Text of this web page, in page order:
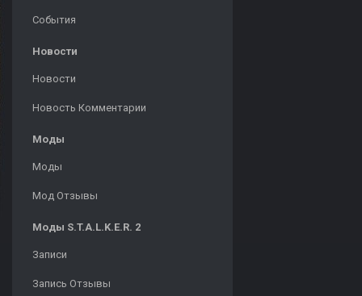
События
Новости
Новости
Новость Комментарии
Моды
Моды
Мод Отзывы
Моды S.T.A.L.K.E.R. 2
Записи
Запись Отзывы